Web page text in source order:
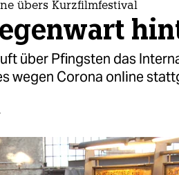
übers Kurzfilmfestival
über Pfingsten das
wegen Corona online